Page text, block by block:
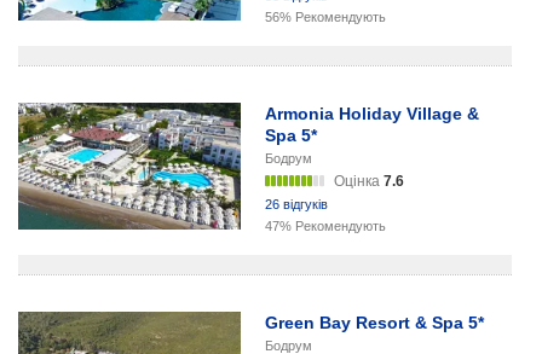
56% Рекомендують
Armonia Holiday Village &
Spa 5*
Бодрум
Оцінка 7.6
26 відгуків
47% Рекомендують
Green Bay Resort & Spa 5*
Бодрум